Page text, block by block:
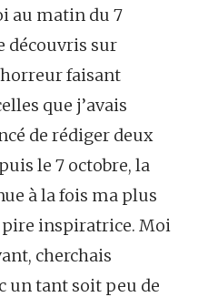
au matin du 7
découvris sur
faisant
que j’avais
de rédiger deux
le 7 octobre, la
à la fois ma plus
inspiratrice. Moi
cherchais
un tant soit peu de